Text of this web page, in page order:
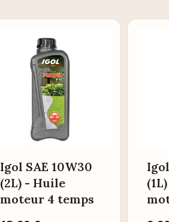
Igol SAE 10W30
(2L) - Huile
moteur 4 temps